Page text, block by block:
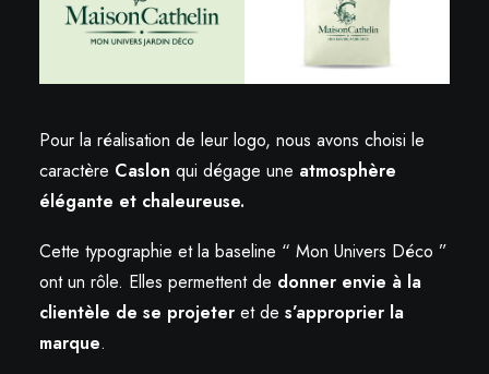
Pour la réalisation de leur logo, nous avons choisi le
caractère Caslon qui dégage une atmosphère
élégante et chaleureuse.
Cette typographie et la baseline “ Mon Univers Déco ”
ont un rôle. Elles permettent de donner envie à la
clientèle de se projeter et de s’approprier la
marque.